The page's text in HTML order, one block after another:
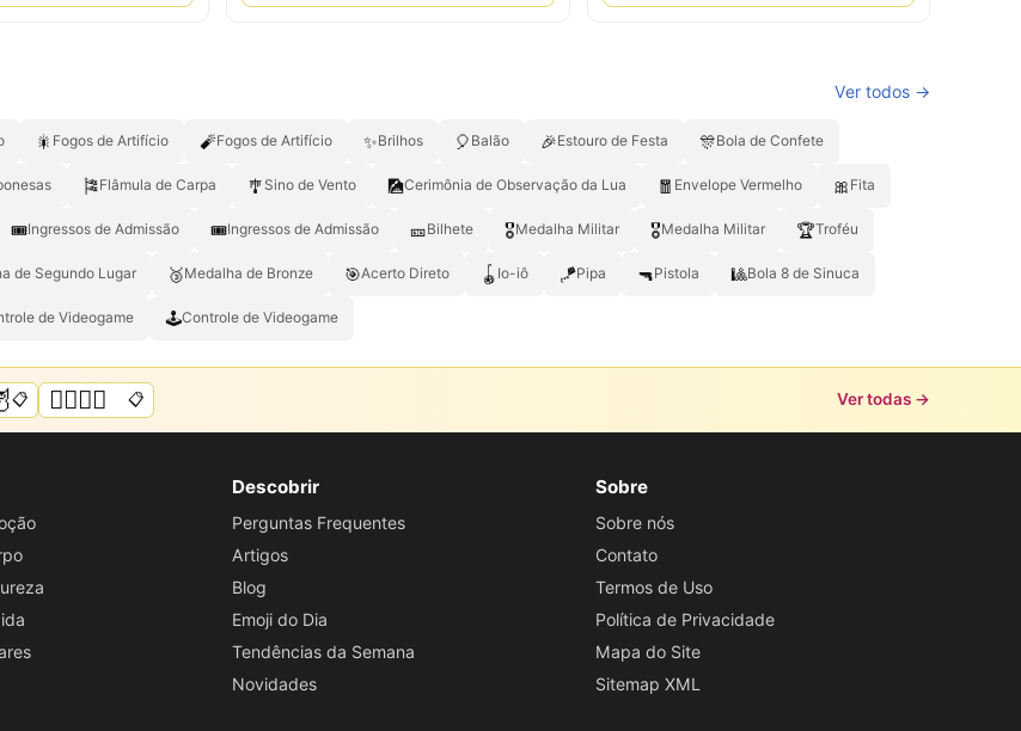
Ver todos →
🎇 Fogos de Artifício 🧨Fogos de Artifício ✨Brilhos 🎈 Balão 🎉Estouro de Festa 🎊Bola de Confete
🎏Flâmula de Carpa 🎐 Sino de Vento 🎑Cerimônia de Observação da Lua 🧧 Envelope Vermelho 🎀 Fita
🎟️Ingressos de Admissão 🎟Ingressos de Admissão 🎫Bilhete 🎖️Medalha Militar 🎖Medalha Militar 🏆Troféu
de Segundo Lugar 🥉Medalha de Bronze 🎯Acerto Direto 🪀 Io-iô 🪁Pipa 🔫Pistola 🎱Bola 8 de Sinuca
de Videogame 🕹Controle de Videogame
📋 🏳️‍🌈🌈💜📋 Ver todas →
Descobrir
Perguntas Frequentes
Artigos
Blog
Emoji do Dia
Tendências da Semana
Novidades
Sobre
Sobre nós
Contato
Termos de Uso
Política de Privacidade
Mapa do Site
Sitemap XML